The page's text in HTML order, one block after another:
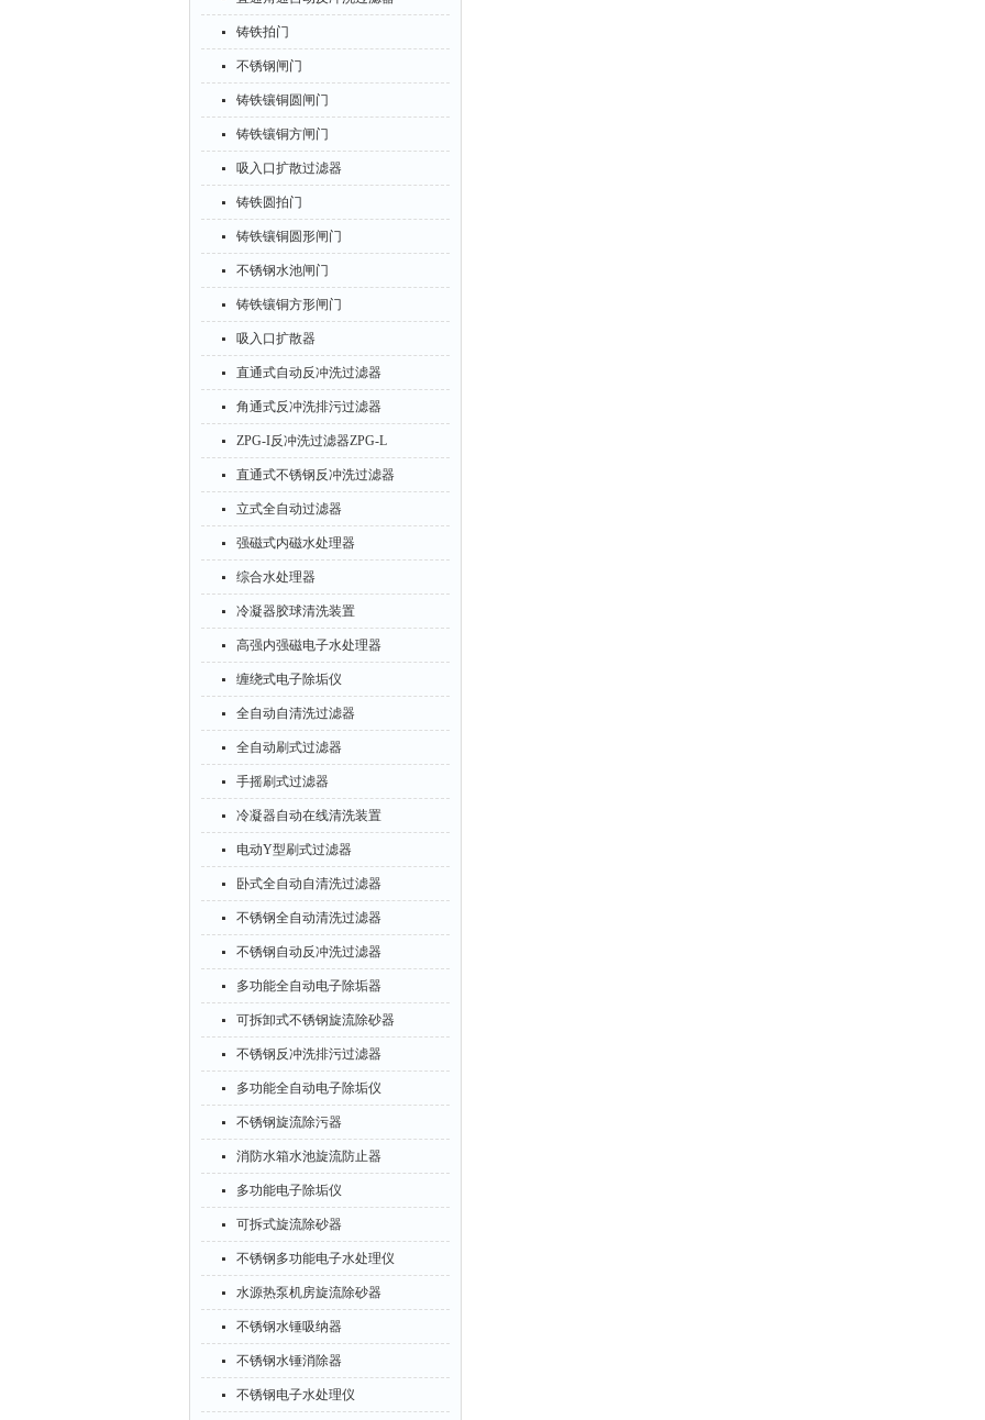
铸铁拍门
不锈钢闸门
铸铁镶铜圆闸门
铸铁镶铜方闸门
吸入口扩散过滤器
铸铁圆拍门
铸铁镶铜圆形闸门
不锈钢水池闸门
铸铁镶铜方形闸门
吸入口扩散器
直通式自动反冲洗过滤器
角通式反冲洗排污过滤器
ZPG-I反冲洗过滤器ZPG-L
直通式不锈钢反冲洗过滤器
立式全自动过滤器
强磁式内磁水处理器
综合水处理器
冷凝器胶球清洗装置
高强内强磁电子水处理器
缠绕式电子除垢仪
全自动自清洗过滤器
全自动刷式过滤器
手摇刷式过滤器
冷凝器自动在线清洗装置
电动Y型刷式过滤器
卧式全自动自清洗过滤器
不锈钢全自动清洗过滤器
不锈钢自动反冲洗过滤器
多功能全自动电子除垢器
可拆卸式不锈钢旋流除砂器
不锈钢反冲洗排污过滤器
多功能全自动电子除垢仪
不锈钢旋流除污器
消防水箱水池旋流防止器
多功能电子除垢仪
可拆式旋流除砂器
不锈钢多功能电子水处理仪
水源热泵机房旋流除砂器
不锈钢水锤吸纳器
不锈钢水锤消除器
不锈钢电子水处理仪